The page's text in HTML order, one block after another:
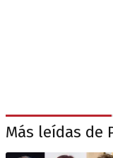
Más leídas de